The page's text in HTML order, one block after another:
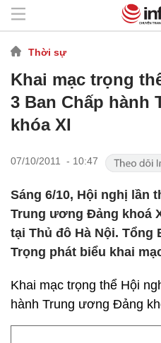
Thời sự
Khai mạc trọng
3 Ban Chấp hành
khóa XI
07/10/2011 - 10:47
Sáng 6/10, Hội nghị lần
Trung ương Đảng khoá
tại Thủ đô Hà Nội. Tổng
Trọng phát biểu khai
Khai mạc trọng thể Hội
hành Trung ương Đảng